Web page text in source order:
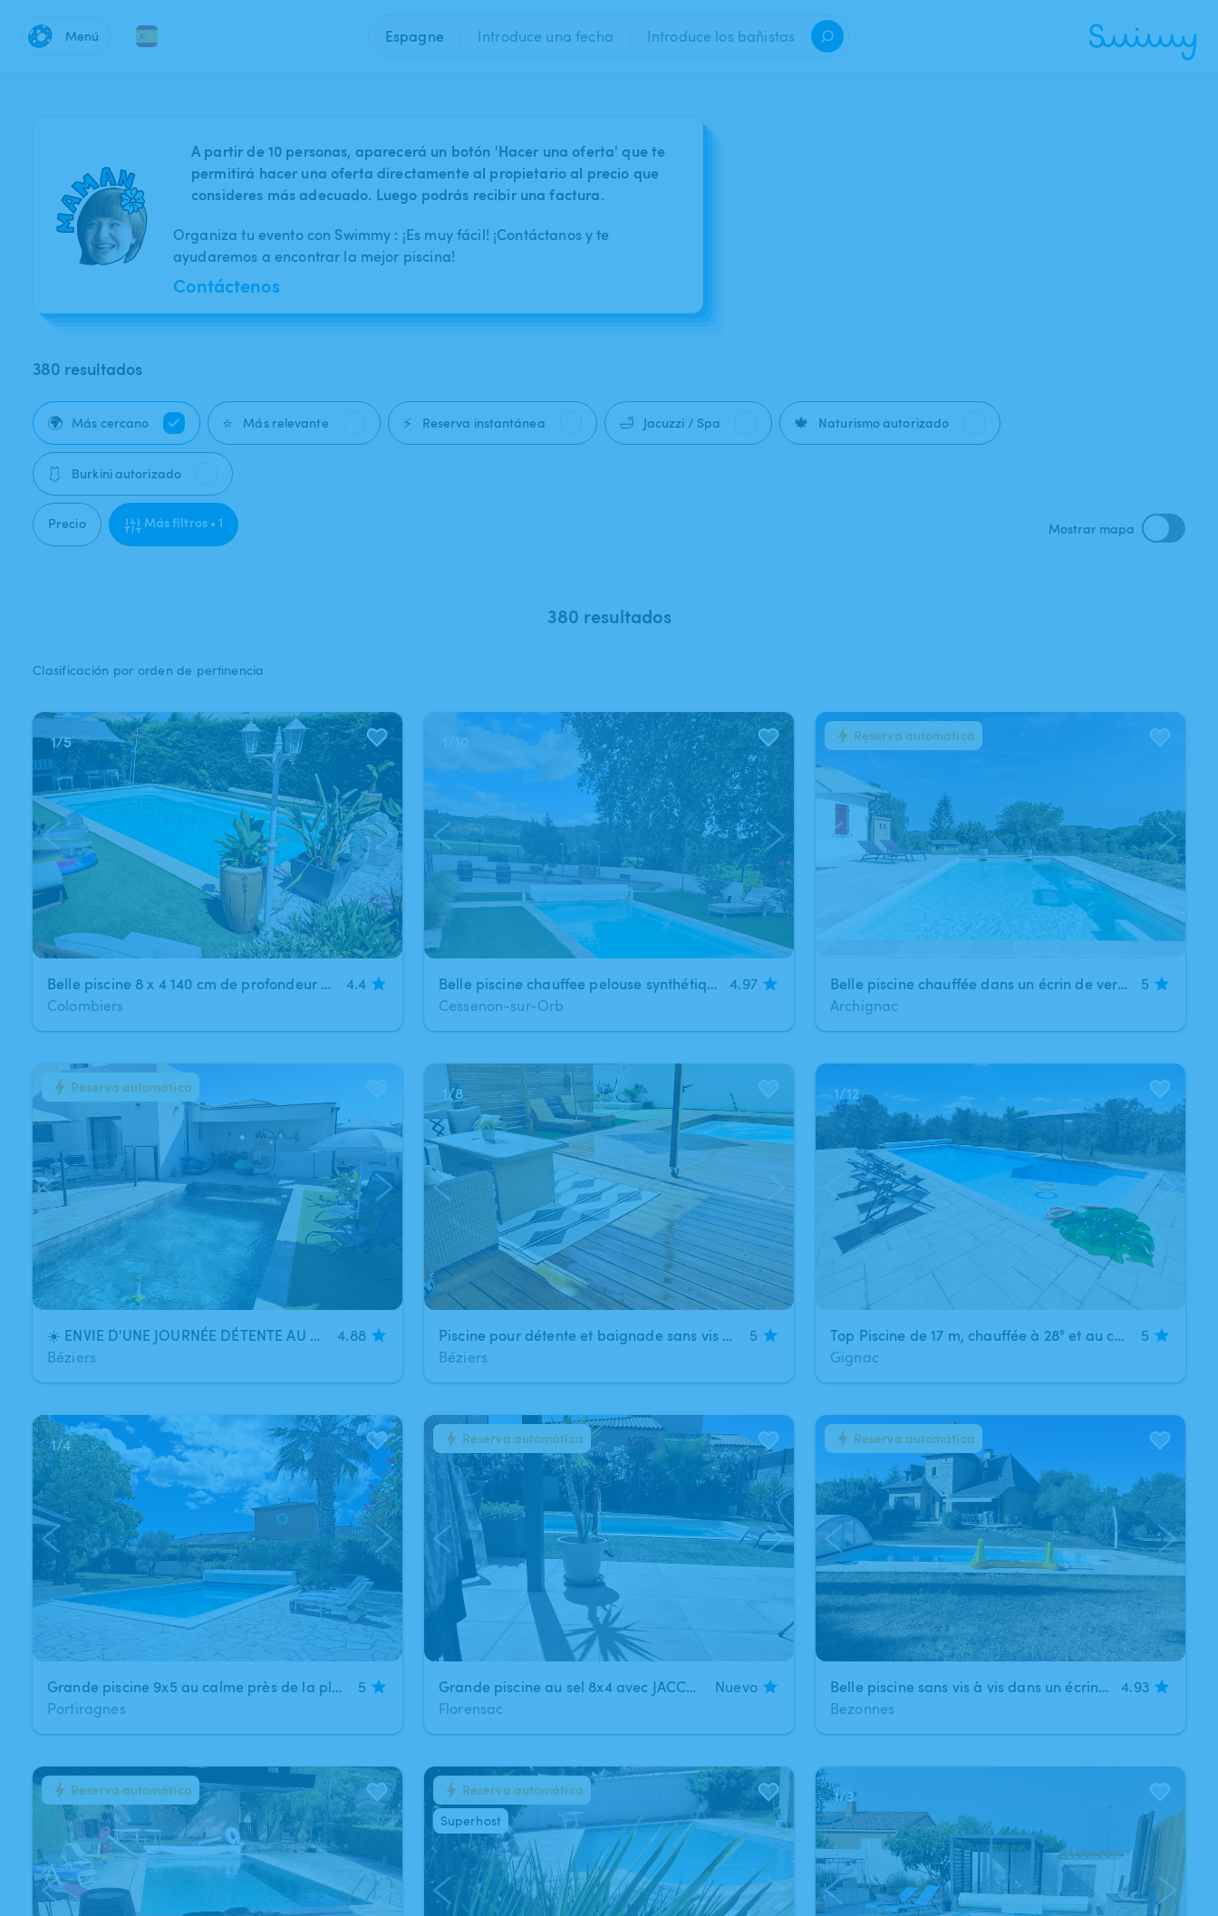
Menú Espagne Introduce una fecha Introduce los bañistas
A partir de 10 personas, aparecerá un botón 'Hacer una oferta' que te
permitirá hacer una oferta directamente al propietario al precio que
consideres más adecuado. Luego podrás recibir una factura.
Organiza tu evento con Swimmy : ¡Es muy fácil! ¡Contáctanos y te
ayudaremos a encontrar la mejor piscina!
Contáctenos
380 resultados
🌍 Más cercano ⭐ Más relevante ⚡ Reserva instantánea 🛁 Jacuzzi / Spa 🍁 Naturismo autorizado
🩱 Burkini autorizado
Precio Más filtros • 1 Mostrar mapa
380 resultados
Clasificación por orden de pertinencia
1/5
Belle piscine 8 x 4 140 cm de profondeur sans vis à vis
4.4
Colombiers
10
Belle piscine chauffee pelouse synthétique terrain de petanque à Cessenon-sur-Orb
4.97
Cessenon-sur-Orb
1/8
Belle piscine chauffée dans un écrin de verdure, au calme, à Archignac, à 10 min en voiture des grottes de Lascaux
5
Archignac
Reserva automática
1/6
☀️ ENVIE D'UNE JOURNÉE DÉTENTE AU SOLEIL ? ☀️
4.88
Béziers
Reserva automática 1/8
Piscine pour détente et baignade sans vis à vis et au calme
5
Béziers
1/12
Top Piscine de 17 m, chauffée à 28° et au calme
5
Gignac
1/4
Grande piscine 9x5 au calme près de la plage
5
Portiragnes
1/15
Grande piscine au sel 8x4 avec JACCUZI intégré
Nuevo
Florensac
Reserva automática 1/9
Belle piscine sans vis à vis dans un écrin de verdure
4.93
Bezonnes
Reserva automática
1/7 Reserva automática 1/14Reserva automática
Superhost
1/3